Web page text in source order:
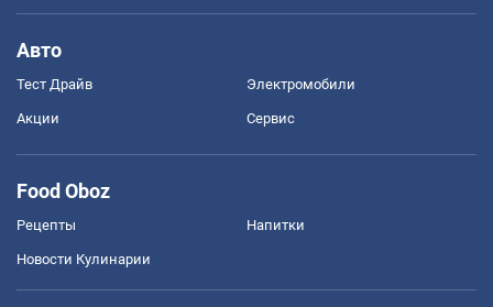
Авто
Тест Драйв Электромобили
Акции Сервис
Food Oboz
Рецепты Напитки
Новости Кулинарии